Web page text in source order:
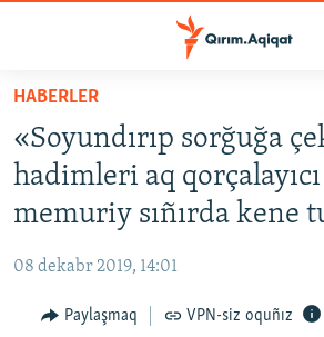
Esas
qaytmaq
Baş
navigatsiyağa
qaytmaq
Qıdıruvğa
SİYASET
İQTİSADİYAT
MEDENİYET
İNSAN AQLARI
HABERLER
«Soyundırıp sorğuğa
hadimleri aq
memuriy sıñırda kene
08 dekabr 2019, 14:01
Paylaşmaq VPN-siz oquñız